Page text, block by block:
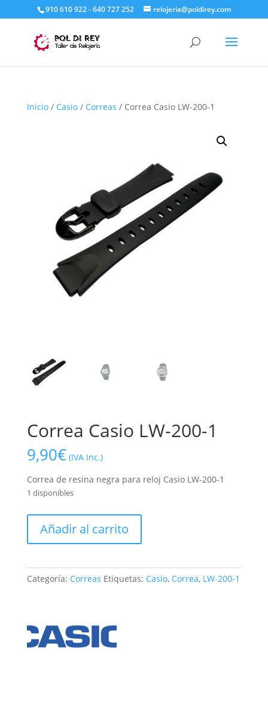
910 610 922 - 640 727 252 relojeria@poldirey.com
Inicio/ Casio/ Correas / Correa Casio LW-200-1
Correa Casio LW-200-1
9,90€ (IVA Inc.)
Correa de resina negra para reloj Casio LW-200-1
1 disponibles
Casio
LW-
1
Añadir al carrito
Categoría: Correas Etiquetas: Casio, Correa, LW-200-1